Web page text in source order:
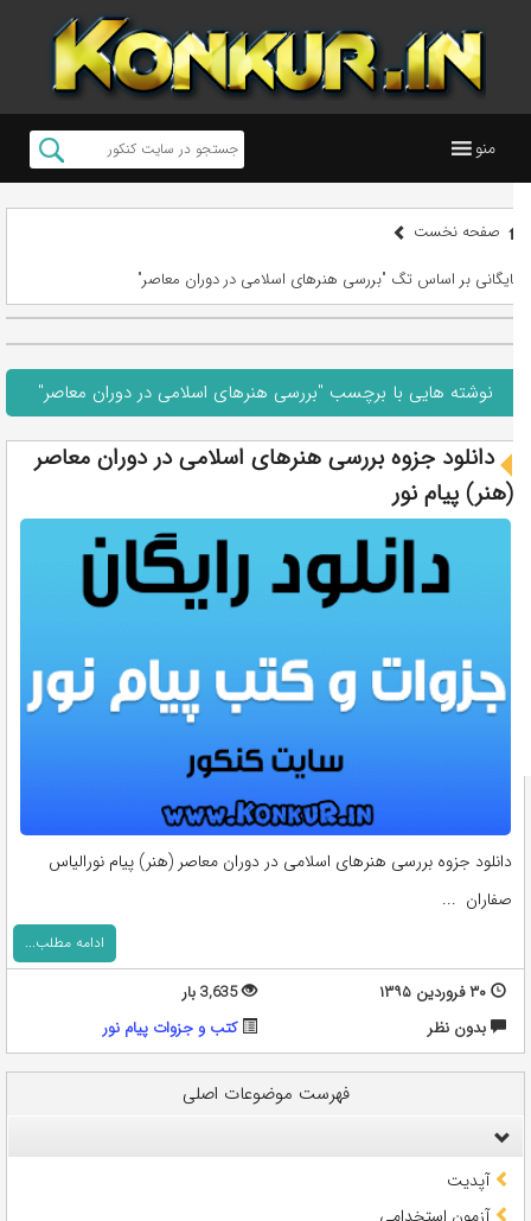
منو
صفحه نخست
بایگانی بر اساس تگ "بررسی هنرهای اسلامی در دوران معاصر"
نوشته هایی با برچسب "بررسی هنرهای اسلامی در دوران معاصر"
دانلود جزوه بررسی هنرهای اسلامی در دوران معاصر
(هنر) پیام نور
دانلود جزوه بررسی هنرهای اسلامی در دوران معاصر (هنر) پیام نورالیاس
صفاران ...
ادامه مطلب...
۳۰ فروردین ۱۳۹۵
3,635 بار
بدون نظر
کتب و جزوات پیام نور
فهرست موضوعات اصلی
آپدیت
آزمون استخدامی